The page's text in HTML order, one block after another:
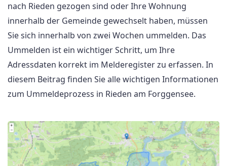
nach Rieden gezogen sind oder Ihre Wohnung
innerhalb der Gemeinde gewechselt haben, müssen
Sie sich innerhalb von zwei Wochen ummelden. Das
Ummelden ist ein wichtiger Schritt, um Ihre
Adressdaten korrekt im Melderegister zu erfassen. In
diesem Beitrag finden Sie alle wichtigen Informationen
zum Ummeldeprozess in Rieden am Forggensee.